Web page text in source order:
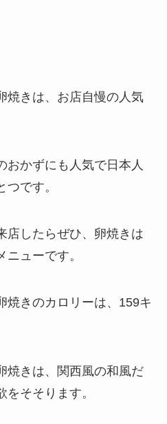
焼きは、お店自慢の人気
おかずにも人気で日本人
です。
店したらぜひ、卵焼きは
ューです。
焼きのカロリーは、159キ
焼きは、関西風の和風だ
をそそります。